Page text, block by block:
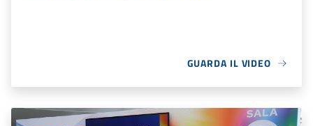
GUARDA IL VIDEO